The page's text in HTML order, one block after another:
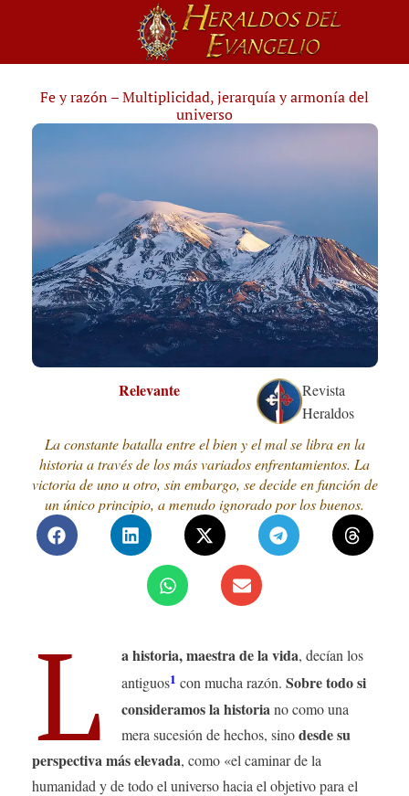
Fe y razón – Multiplicidad, jerarquía y armonía del
universo
Relevante
Revista
Heraldos
La constante batalla entre el bien y el mal se libra en la
historia a través de los más variados enfrentamientos. La
victoria de uno u otro, sin embargo, se decide en función de
un único principio, a menudo ignorado por los buenos.
L a historia, maestra de la vida, decían los
antiguos1 con mucha razón. Sobre todo si
consideramos la historia no como una
mera sucesión de hechos, sinodesde su
perspectiva más elevada, como «el caminar de la
humanidad y de todo el universo hacia el objetivo para el